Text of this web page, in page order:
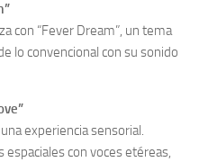
con “Fever Dream”, un tema
lo convencional con su sonido
experiencia sensorial.
espaciales con voces etéreas,